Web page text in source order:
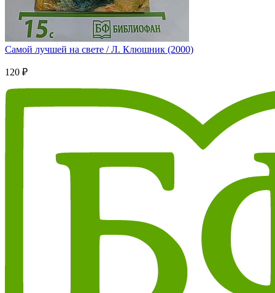
Самой лучшей на свете / Л. Клюшник (2000)
120 ₽